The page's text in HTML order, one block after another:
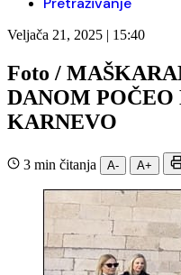
Veljača 21, 2025 | 15:40
Foto /
DANOM
KARNEVO
3 min čitanja A- A+